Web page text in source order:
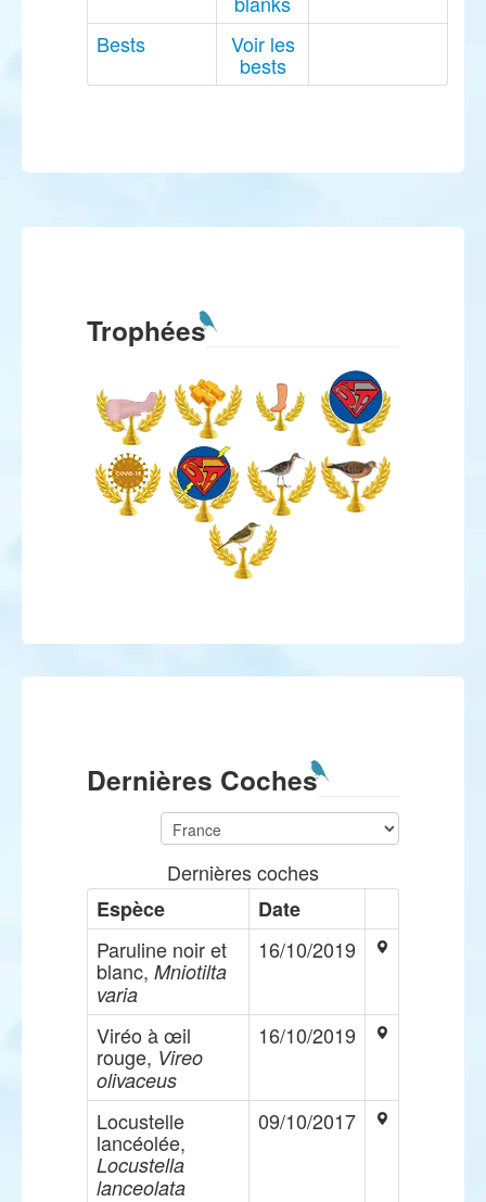
Bests
Voir les
bests
Trophées
Dernières Coches
Dernières coches
Espèce
Date
Paruline noir et
blanc, Mniotilta
varia
16/10/2019
Viréo à œil
rouge, Vireo
olivaceus
16/10/2019
Locustelle
lancéolée,
Locustella
lanceolata
09/10/2017